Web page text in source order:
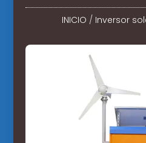
INICIO / Inversor